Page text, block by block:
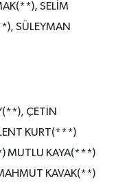
SELİM
SÜLEYMAN
ÇETİN
KURT(***)
MUTLU KAYA(***)
KAVAK(**)